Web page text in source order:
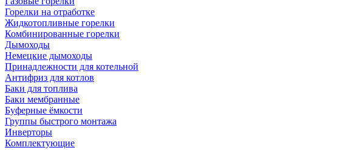
Горелки на отработке
Жидкотопливные горелки
Комбинированные горелки
Дымоходы
Немецкие дымоходы
Принадлежности для котельной
Антифриз для котлов
Баки для топлива
Баки мембранные
Буферные ёмкости
Группы быстрого монтажа
Инверторы
Комплектующие